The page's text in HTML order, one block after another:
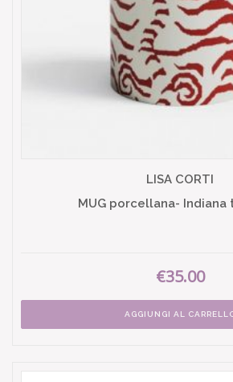
LISA CORTI
MUG porcellana- Indiana
€35.00
AGGIUNGI AL